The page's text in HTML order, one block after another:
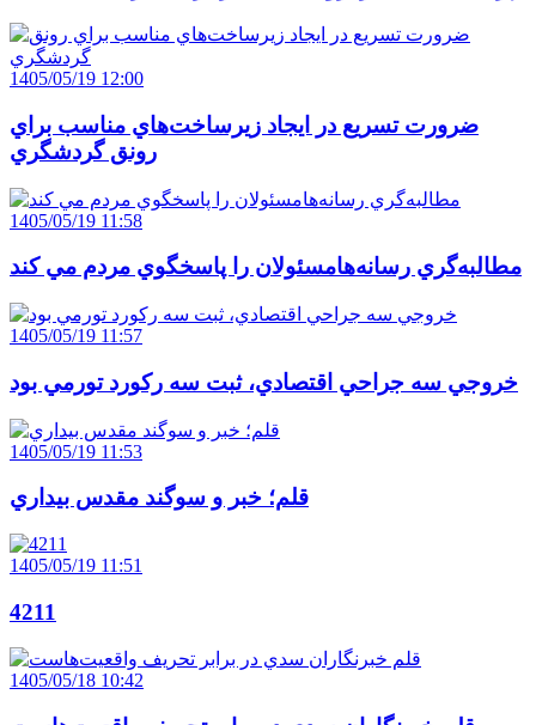
1405/05/19 12:00
ضرورت تسريع در ايجاد زيرساخت‌هاي مناسب براي
رونق گردشگري
1405/05/19 11:58
مطالبه‌گري رسانه‌هامسئولان را پاسخگوي مردم مي کند
1405/05/19 11:57
خروجي سه جراحي اقتصادي، ثبت سه رکورد تورمي بود
1405/05/19 11:53
قلم؛ خبر و سوگند مقدس بيداري
1405/05/19 11:51
4211
1405/05/18 10:42